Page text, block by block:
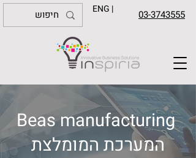
03-3743555
ENG |
Beas manufacturing
המערכת המומלצת